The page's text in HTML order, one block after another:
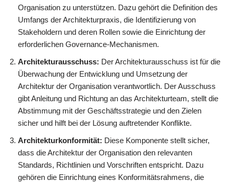
Organisation zu unterstützen. Dazu gehört die Definition des
Umfangs der Architekturpraxis, die Identifizierung von
Stakeholdern und deren Rollen sowie die Einrichtung der
erforderlichen Governance-Mechanismen.
Architekturausschuss: Der Architekturausschuss ist für die
Überwachung der Entwicklung und Umsetzung der
Architektur der Organisation verantwortlich. Der Ausschuss
gibt Anleitung und Richtung an das Architekturteam, stellt die
Abstimmung mit der Geschäftsstrategie und den Zielen
sicher und hilft bei der Lösung auftretender Konflikte.
Architekturkonformität: Diese Komponente stellt sicher,
dass die Architektur der Organisation den relevanten
Standards, Richtlinien und Vorschriften entspricht. Dazu
gehören die Einrichtung eines Konformitätsrahmens, die